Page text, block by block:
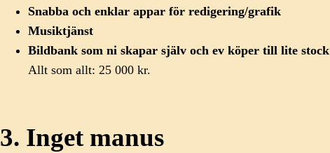
Snabba och enklar appar för redigering/grafik
Musiktjänst
Bildbank som ni skapar själv och ev köper till lite stock
Allt som allt: 25 000 kr.
3. Inget manus